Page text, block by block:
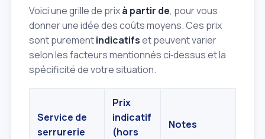
Voici une grille de prixà partir de, pour vous
donner une idée des coûts moyens. Ces prix
sont purementindicatifset peuvent varier
selon les facteurs mentionnés ci‑dessus et la
spécificité de votre situation.
Service de
serrurerie
Prix
indicatif
(hors
Notes